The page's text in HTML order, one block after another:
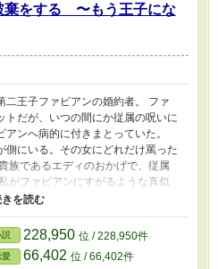
棄をする 〜もう王子にな
二王子ファビアンの婚約者。 ファ
トだが、いつの間にか従属の呪いに
ンへ病的に付きまとっていた。
側にいる。その女にどれだけ罵った
族であるエディのおかげで、従属
がファビアンにすがるような真似
いを掛けた犯人は一体誰なのか。
、このエディもどこかおかしく
レットの学院生活は一体どうなっ
う様に掲載済みです。
説 228,950 位 / 228,950件
愛 66,402 位 / 66,402件